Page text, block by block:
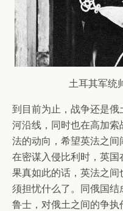
土耳其军统
到目前为止，战争还是
河沿线，同时也在高加
法的动向，希望英法之
在密谋入侵比利时，英国
果真如此的话，英法之
须担忧什么了。同俄国
鲁士，对俄土之间的争